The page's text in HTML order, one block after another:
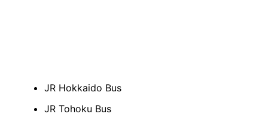
JR Hokkaido Bus
JR Tohoku Bus